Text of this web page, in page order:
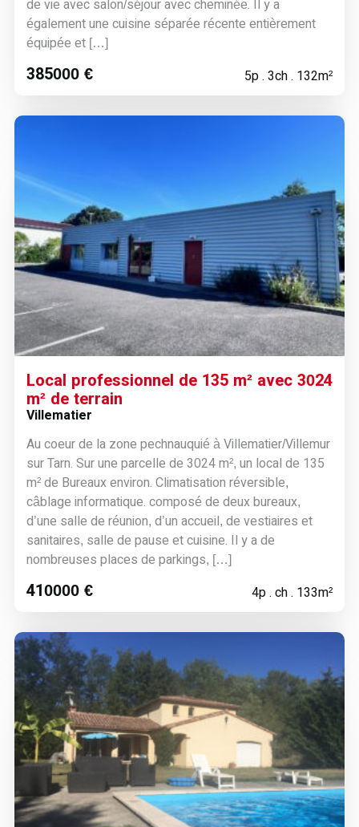
de vie avec salon/séjour avec cheminée. Il y a
également une cuisine séparée récente entièrement
équipée et […]
385000 € 5p . 3ch . 132m²
Local professionnel de 135 m² avec 3024
m² de terrain
Villematier
Au coeur de la zone pechnauquié à Villematier/Villemur
sur Tarn. Sur une parcelle de 3024 m², un local de 135
m² de Bureaux environ. Climatisation réversible,
câblage informatique. composé de deux bureaux,
d’une salle de réunion, d’un accueil, de vestiaires et
sanitaires, salle de pause et cuisine. Il y a de
nombreuses places de parkings, […]
410000 € 4p . ch . 133m²